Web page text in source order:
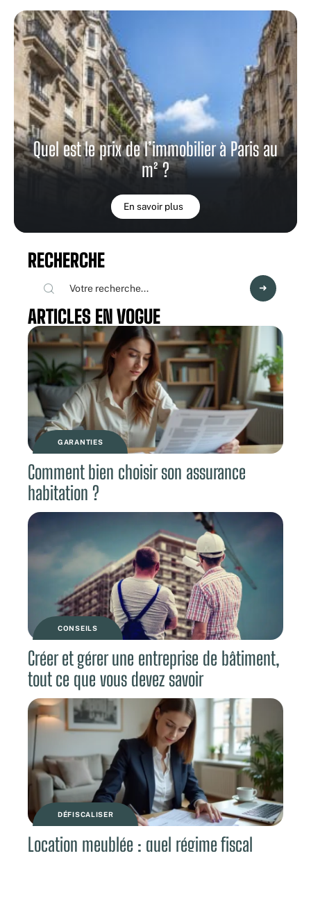
Quel est le prix de l’immobilier à Paris au
m² ?
En savoir plus
RECHERCHE
ARTICLES EN VOGUE
GARANTIES
Comment bien choisir son assurance
habitation ?
CONSEILS
Créer et gérer une entreprise de bâtiment,
tout ce que vous devez savoir
DÉFISCALISER
Location meublée : quel régime fiscal